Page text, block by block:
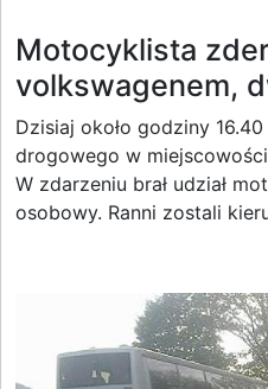
Motocyklista
volkswagenem,
Dzisiaj około godziny
drogowego w
W zdarzeniu brał udział
osobowy. Ranni zostali